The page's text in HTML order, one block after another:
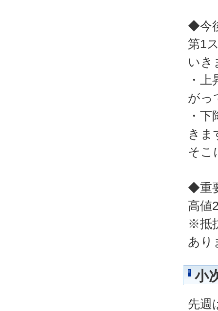
◆今
第1
いき
・
がっ
・
きま
そこ
◆重
高値
※抵
あり
小
先週